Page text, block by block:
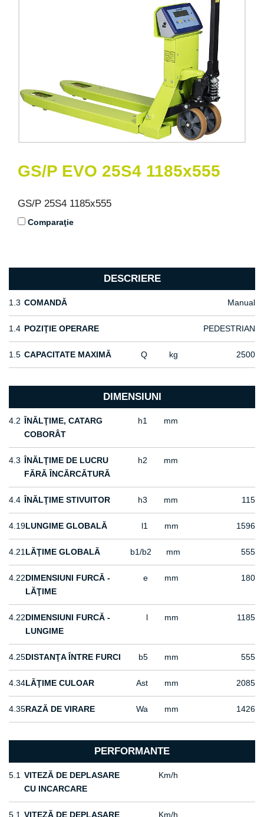
GS/P EVO 25S4 1185x555
GS/P 25S4 1185x555
Comparaţie
DESCRIERE
1.3 COMANDĂ Manual
1.4 POZIŢIE OPERARE PEDESTRIAN
1.5 CAPACITATE MAXIMĂ Q kg 2500
DIMENSIUNI
4.2 ÎNĂLŢIME, CATARG
COBORÂT
h1 mm
4.3 ÎNĂLŢIME DE LUCRU
FĂRĂ ÎNCĂRCĂTURĂ
h2 mm
4.4 ÎNĂLŢIME STIVUITOR h3 mm 115
4.19LUNGIME GLOBALĂ l1 mm 1596
4.21 LĂŢIME GLOBALĂ b1/b2 mm 555
4.22DIMENSIUNI FURCĂ -
LĂŢIME
e mm 180
4.22DIMENSIUNI FURCĂ -
LUNGIME
l mm 1185
4.25DISTANŢA ÎNTRE FURCI b5 mm 555
4.34LĂŢIME CULOAR Ast mm 2085
4.35RAZĂ DE VIRARE Wa mm 1426
PERFORMANTE
5.1 VITEZĂ DE DEPLASARE
CU INCARCARE
Km/h
5.1 VITEZĂ DE DEPLASARE Km/h